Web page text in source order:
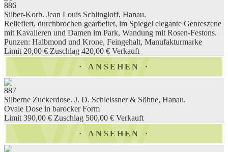
886
Silber-Korb. Jean Louis Schlingloff, Hanau.
Reliefiert, durchbrochen gearbeitet, im Spiegel elegante Genreszene
mit Kavalieren und Damen im Park, Wandung mit Rosen-Festons.
Punzen: Halbmond und Krone, Feingehalt, Manufakturmarke
Limit 20,00 € Zuschlag 420,00 € Verkauft
ANSEHEN
887
Silberne Zuckerdose. J. D. Schleissner & Söhne, Hanau.
Ovale Dose in barocker Form
Limit 390,00 € Zuschlag 500,00 € Verkauft
ANSEHEN